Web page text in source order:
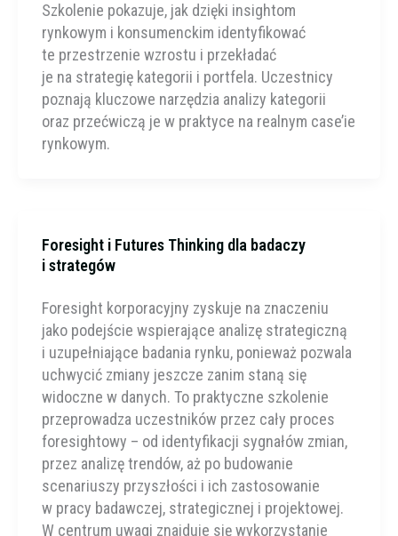
Szkolenie pokazuje, jak dzięki insightom
rynkowym i konsumenckim identyfikować
te przestrzenie wzrostu i przekładać
je na strategię kategorii i portfela. Uczestnicy
poznają kluczowe narzędzia analizy kategorii
oraz przećwiczą je w praktyce na realnym case’ie
rynkowym.
Foresight i Futures Thinking dla badaczy
i strategów
Foresight korporacyjny zyskuje na znaczeniu
jako podejście wspierające analizę strategiczną
i uzupełniające badania rynku, ponieważ pozwala
uchwycić zmiany jeszcze zanim staną się
widoczne w danych. To praktyczne szkolenie
przeprowadza uczestników przez cały proces
foresightowy – od identyfikacji sygnałów zmian,
przez analizę trendów, aż po budowanie
scenariuszy przyszłości i ich zastosowanie
w pracy badawczej, strategicznej i projektowej.
W centrum uwagi znajduje się wykorzystanie